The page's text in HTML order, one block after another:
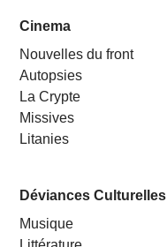
Cinema
Nouvelles du front
Autopsies
La Crypte
Missives
Litanies
Déviances Culturelles
Musique